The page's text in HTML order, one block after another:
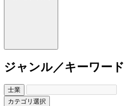
ジャンル／キーワード
士業
カテゴリ選択